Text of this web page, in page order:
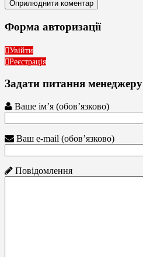
Форма авторизації
Увійти
Реєстрація
Задати питання менеджеру
Ваше ім’я (обов’язково)
Ваш e-mail (обов’язково)
Повідомлення